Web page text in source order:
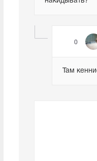
0
Там